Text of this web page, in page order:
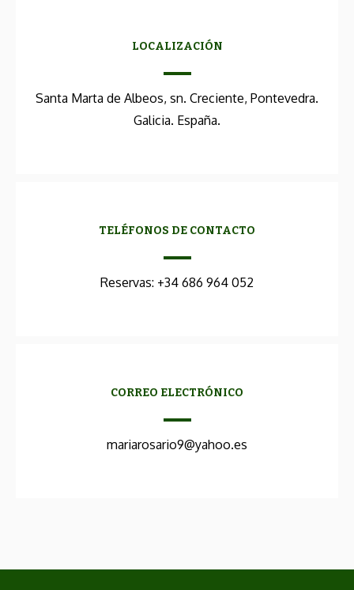
LOCALIZACIÓN
Santa Marta de Albeos, sn. Creciente, Pontevedra.
Galicia. España.
TELÉFONOS DE CONTACTO
Reservas: +34 686 964 052
CORREO ELECTRÓNICO
mariarosario9@yahoo.es